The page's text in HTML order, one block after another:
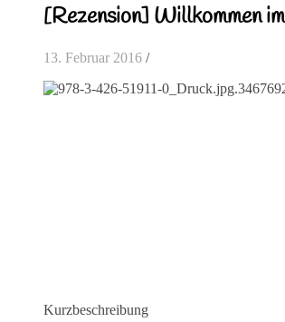
[Rezension] Willkommen
13. Februar 2016 /
Kurzbeschreibung